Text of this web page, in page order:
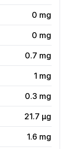
0 mg
0 mg
0.7 mg
1 mg
0.3 mg
21.7 µg
1.6 mg